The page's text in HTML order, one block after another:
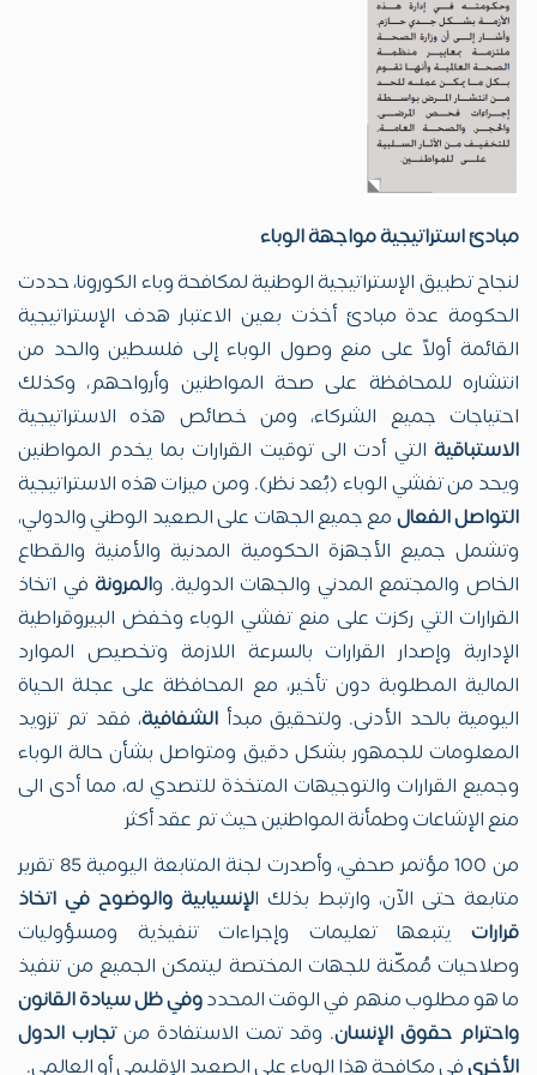
مبادئ استراتيجية مواجهة الوباء
لنجاح تطبيق الإستراتيجية الوطنية لمكافحة وباء الكورونا، حددت
الحكومة عدة مبادئ أخذت بعين الاعتبار هدف الإستراتيجية
القائمة أولاً على منع وصول الوباء إلى فلسطين والحد من
انتشاره للمحافظة على صحة المواطنين وأرواحهم، وكذلك
احتياجات جميع الشركاء، ومن خصائص هذه الاستراتيجية
الاستباقية التي أدت الى توقيت القرارات بما يخدم المواطنين
ويحد من تفشي الوباء (بُعد نظر). ومن ميزات هذه الاستراتيجية
التواصل الفعال مع جميع الجهات على الصعيد الوطني والدولي،
وتشمل جميع الأجهزة الحكومية المدنية والأمنية والقطاع
الخاص والمجتمع المدني والجهات الدولية. والمرونةفي اتخاذ
القرارات التي ركزت على منع تفشي الوباء وخفض البيروقراطية
الإدارية وإصدار القرارات بالسرعة اللازمة وتخصيص الموارد
المالية المطلوبة دون تأخير، مع المحافظة على عجلة الحياة
اليومية بالحد الأدنى. ولتحقيق مبدأ الشفافية، فقد تم تزويد
المعلومات للجمهور بشكل دقيق ومتواصل بشأن حالة الوباء
وجميع القرارات والتوجيهات المتخذة للتصدي له، مما أدى الى
منع الإشاعات وطمأنة المواطنين حيث تم عقد أكثر
من 100 مؤتمر صحفي، وأصدرت لجنة المتابعة اليومية 85 تقرير
متابعة حتى الآن، وارتبط بذلك الإنسيابية والوضوح في اتخاذ
قرارات يتبعها تعليمات وإجراءات تنفيذية ومسؤوليات
وصلاحيات مُمكّنة للجهات المختصة ليتمكن الجميع من تنفيذ
ما هو مطلوب منهم في الوقت المحددوفي ظل سيادة القانون
واحترام حقوق الإنسان. وقد تمت الاستفادة منتجارب الدول
الأخرىفي مكافحة هذا الوباء على الصعيد الإقليمي أو العالمي.